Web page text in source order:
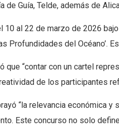
de Guía, Telde, además de
al 22 de marzo de 2026
Profundidades del
que “contar con un cartel
de los participantes
“la relevancia económica
Este concurso no solo